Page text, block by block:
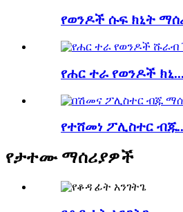
የወንዶች ሱፍ ክኒት
የሐር ተራ የወንዶች ክኒ...
የተሸመነ ፖሊስተር
የታተሙ ማሰሪያዎች